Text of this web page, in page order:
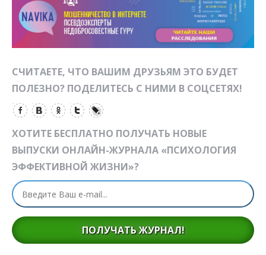
СЧИТАЕТЕ, ЧТО ВАШИМ ДРУЗЬЯМ ЭТО БУДЕТ
ПОЛЕЗНО? ПОДЕЛИТЕСЬ С НИМИ В СОЦСЕТЯХ!
ХОТИТЕ БЕСПЛАТНО ПОЛУЧАТЬ НОВЫЕ
ВЫПУСКИ ОНЛАЙН-ЖУРНАЛА «ПСИХОЛОГИЯ
ЭФФЕКТИВНОЙ ЖИЗНИ»?
ПОЛУЧАТЬ ЖУРНАЛ!